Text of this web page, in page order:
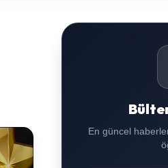
En güncel